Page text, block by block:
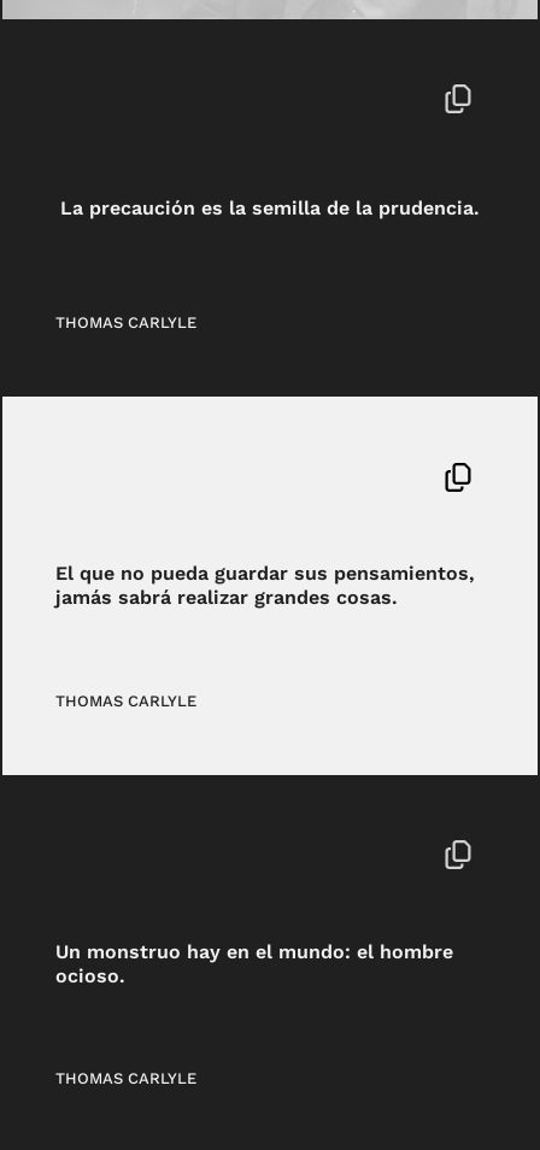
La precaución es la semilla de la prudencia.
THOMAS CARLYLE
El que no pueda guardar sus pensamientos,
jamás sabrá realizar grandes cosas.
THOMAS CARLYLE
Un monstruo hay en el mundo: el hombre
ocioso.
THOMAS CARLYLE